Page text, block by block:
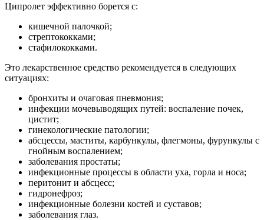
Ципролет эффективно борется с:
кишечной палочкой;
стрептококками;
стафилококками.
Это лекарственное средство рекомендуется в следующих
ситуациях:
бронхиты и очаговая пневмония;
инфекции мочевыводящих путей: воспаление почек,
цистит;
гинекологические патологии;
абсцессы, маститы, карбункулы, флегмоны, фурункулы с
гнойным воспалением;
заболевания простаты;
инфекционные процессы в области уха, горла и носа;
перитонит и абсцесс;
гидронефроз;
инфекционные болезни костей и суставов;
заболевания глаз.